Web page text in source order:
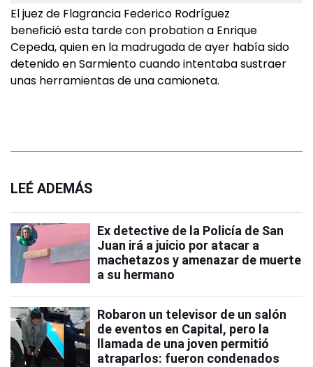
El juez de Flagrancia Federico Rodríguez
benefició esta tarde con probation a Enrique
Cepeda, quien en la madrugada de ayer había sido
detenido en Sarmiento cuando intentaba sustraer
unas herramientas de una camioneta.
LEÉ ADEMÁS
Ex detective de la Policía de San
Juan irá a juicio por atacar a
machetazos y amenazar de muerte
a su hermano
Robaron un televisor de un salón
de eventos en Capital, pero la
llamada de una joven permitió
atraparlos: fueron condenados